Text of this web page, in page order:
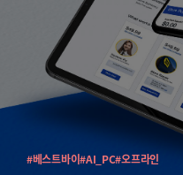
#베스트바이#AI_PC#오프라인